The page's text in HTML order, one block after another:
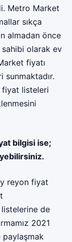
Metro Market
sıkça
almadan önce
olarak ev
fiyatı
fiyat listeleri
bilgisi ise;
reyon fiyat
de
2021
paylaşmak